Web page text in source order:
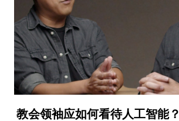
教会领袖应如何看待人工智能？